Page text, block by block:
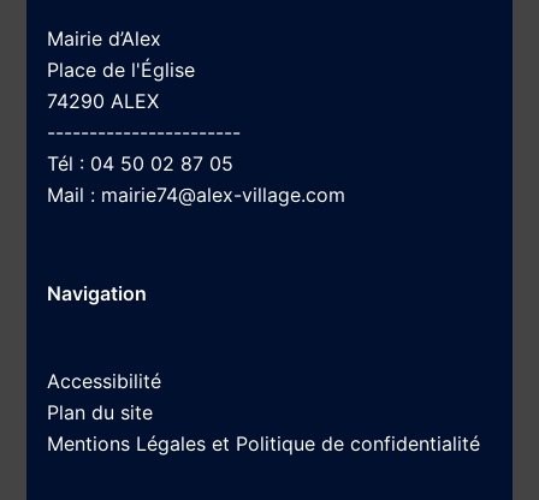
Mairie d’Alex
Place de l'Église
74290 ALEX
-----------------------
Tél : 04 50 02 87 05
Mail : mairie74@alex-village.com
Navigation
Accessibilité
Plan du site
Mentions Légales et Politique de confidentialité